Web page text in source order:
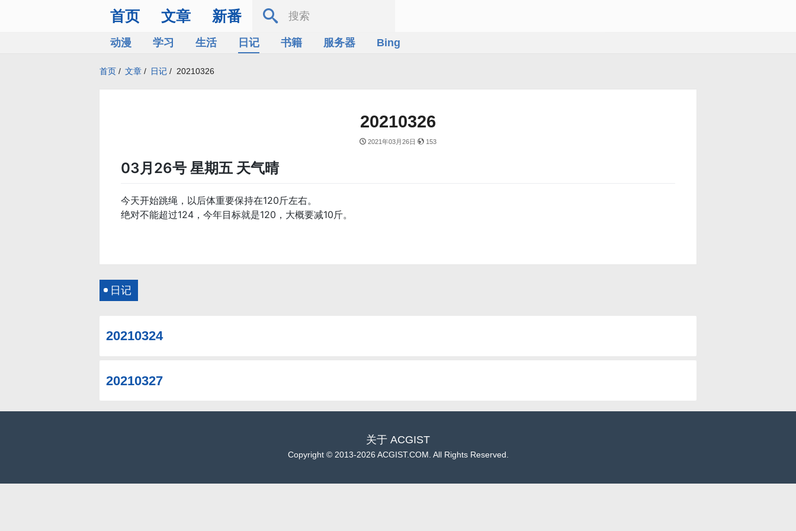
首页 文章 新番
动漫 学习 生活 日记 书籍 服务器 Bing
首页 / 文章 / 日记 / 20210326
20210326
2021年03月26日 153
03月26号 星期五 天气晴
今天开始跳绳，以后体重要保持在120斤左右。
绝对不能超过124，今年目标就是120，大概要减10斤。
日记
20210324
20210327
关于 ACGIST
Copyright ©2013-2026 ACGIST.COM. All Rights Reserved.